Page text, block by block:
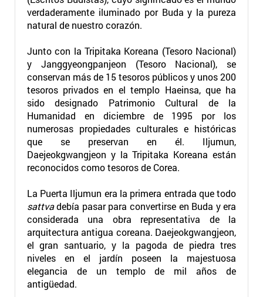
verdaderamente iluminado por Buda y la pureza
natural de nuestro corazón.
Junto con la Tripitaka Koreana (Tesoro Nacional)
y Janggyeongpanjeon (Tesoro Nacional), se
conservan más de 15 tesoros públicos y unos 200
tesoros privados en el templo Haeinsa, que ha
sido designado Patrimonio Cultural de la
Humanidad en diciembre de 1995 por los
numerosas propiedades culturales e históricas
que se preservan en él. Iljumun,
Daejeokgwangjeon y la Tripitaka Koreana están
reconocidos como tesoros de Corea.
La Puerta Iljumun era la primera entrada que todo
sattvadebía pasar para convertirse en Buda y era
considerada una obra representativa de la
arquitectura antigua coreana. Daejeokgwangjeon,
el gran santuario, y la pagoda de piedra tres
niveles en el jardín poseen la majestuosa
elegancia de un templo de mil años de
antigüedad.